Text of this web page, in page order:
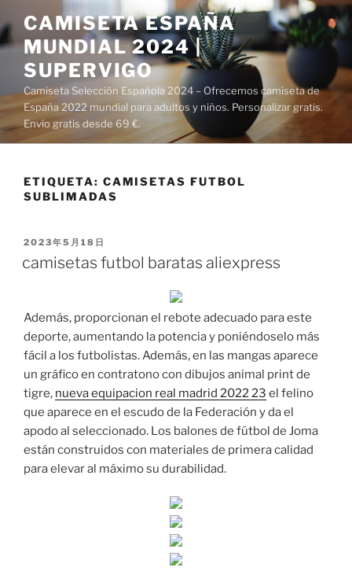
al
contenido
CAMISETA ESPAÑA
MUNDIAL 2024 |
SUPERVIGO
Camiseta Selección Española 2024 – Ofrecemos camiseta de
España 2022 mundial para adultos y niños. Personalizar gratis.
Envío gratis desde 69 €.
ETIQUETA: CAMISETAS FUTBOL
SUBLIMADAS
PUBLICADO
2023年5月18日
camisetas futbol baratas aliexpress
Además, proporcionan el rebote adecuado para este
deporte, aumentando la potencia y poniéndoselo más
fácil a los futbolistas. Además, en las mangas aparece
un gráfico en contratono con dibujos animal print de
tigre, nueva equipacion real madrid 2022 23 el felino
que aparece en el escudo de la Federación y da el
apodo al seleccionado. Los balones de fútbol de Joma
están construidos con materiales de primera calidad
para elevar al máximo su durabilidad.